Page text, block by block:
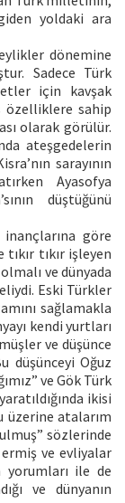
yoldaki ara
dönemine
Sadece Türk
için kavşak
özelliklere sahip
olarak görülür.
ateşgedelerin
sarayının
Ayasofya
düştüğünü
göre
tıkır işleyen
ve dünyada
Eski Türkler
sağlamakla
kendi yurtları
ve düşünce
düşünceyi Oğuz
ve Gök Türk
ikisi
üzerine atalarım
sözlerinde
ve evliyalar
yorumları ile de
ve dünyanın